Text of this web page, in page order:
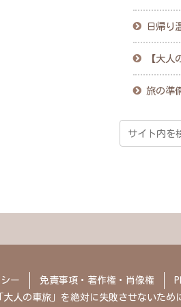
日帰り
【大人
旅の準
ー 免責事項・著作権・肖像権
大人の車旅」を絶対に失敗させないた